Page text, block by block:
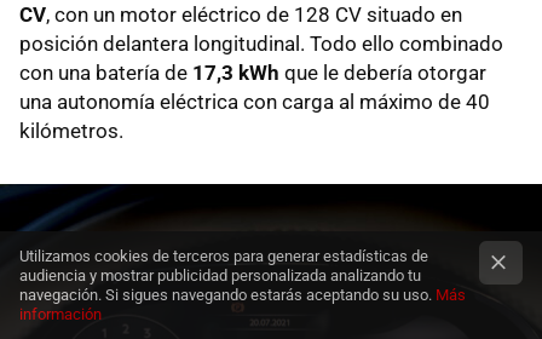
CV, con un motor eléctrico de 128 CV situado en
posición delantera longitudinal. Todo ello combinado
con una batería de 17,3 kWh que le debería otorgar
una autonomía eléctrica con carga al máximo de 40
kilómetros.
Utilizamos cookies de terceros para generar estadísticas de
audiencia y mostrar publicidad personalizada analizando tu
navegación. Si sigues navegando estarás aceptando su uso. Más
información